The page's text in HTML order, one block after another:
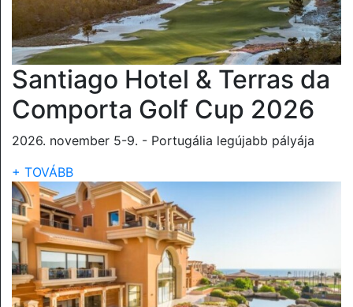
Santiago Hotel & Terras da
Comporta Golf Cup 2026
2026. november 5-9. - Portugália legújabb pályája
+ TOVÁBB